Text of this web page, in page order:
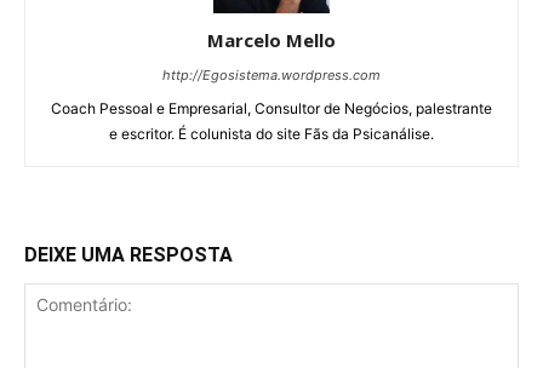
Marcelo Mello
http://Egosistema.wordpress.com
Coach Pessoal e Empresarial, Consultor de Negócios, palestrante
e escritor. É colunista do site Fãs da Psicanálise.
DEIXE UMA RESPOSTA